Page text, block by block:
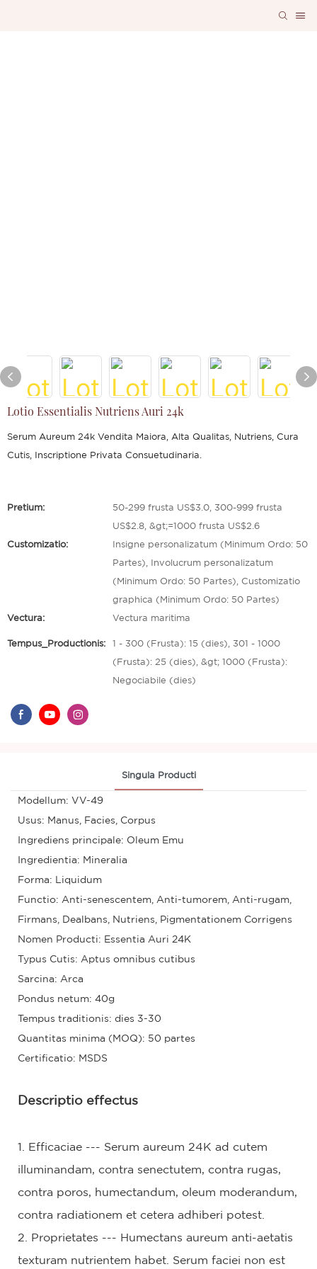
Lotio Essentialis Nutriens Auri 24k
Serum Aureum 24k Vendita Maiora, Alta Qualitas, Nutriens, Cura
Cutis, Inscriptione Privata Consuetudinaria.
Pretium: 50-299 frusta US$3.0, 300-999 frusta
US$2.8, &gt;=1000 frusta US$2.6
Customizatio: Insigne personalizatum (Minimum Ordo: 50
Partes), Involucrum personalizatum
(Minimum Ordo: 50 Partes), Customizatio
graphica (Minimum Ordo: 50 Partes)
Vectura: Vectura maritima
Tempus_Productionis: 1 - 300 (Frusta): 15 (dies), 301 - 1000
(Frusta): 25 (dies), &gt; 1000 (Frusta):
Negociabile (dies)
Singula Producti
Modellum: VV-49
Usus: Manus, Facies, Corpus
Ingrediens principale: Oleum Emu
Ingredientia: Mineralia
Forma: Liquidum
Functio: Anti-senescentem, Anti-tumorem, Anti-rugam,
Firmans, Dealbans, Nutriens, Pigmentationem Corrigens
Nomen Producti: Essentia Auri 24K
Typus Cutis: Aptus omnibus cutibus
Sarcina: Arca
Pondus netum: 40g
Tempus traditionis: dies 3-30
Quantitas minima (MOQ): 50 partes
Certificatio: MSDS
Descriptio effectus
1. Efficaciae --- Serum aureum 24K ad cutem
illuminandam, contra senectutem, contra rugas,
contra poros, humectandum, oleum moderandum,
contra radiationem et cetera adhiberi potest.
2. Proprietates --- Humectans aureum anti-aetatis
texturam nutrientem habet. Serum faciei non est